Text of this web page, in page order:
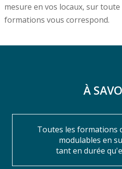
mesure en vos locaux, sur toute
formations vous correspond.
À
Toutes les formations
modulables en
tant en durée